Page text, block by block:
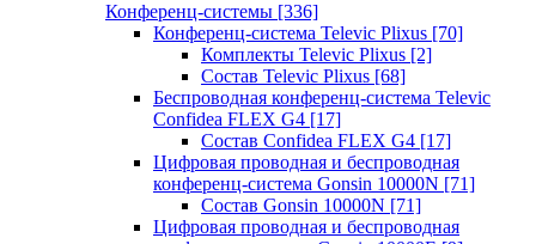
Конференц-системы [336]
Конференц-система Televic Plixus [70]
Комплекты Televic Plixus [2]
Состав Televic Plixus [68]
Беспроводная конференц-система Televic
Confidea FLEX G4 [17]
Состав Confidea FLEX G4 [17]
Цифровая проводная и беспроводная
конференц-система Gonsin 10000N [71]
Состав Gonsin 10000N [71]
Цифровая проводная и беспроводная